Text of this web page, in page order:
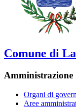
Comune di
Amministrazione
Organi di
Aree